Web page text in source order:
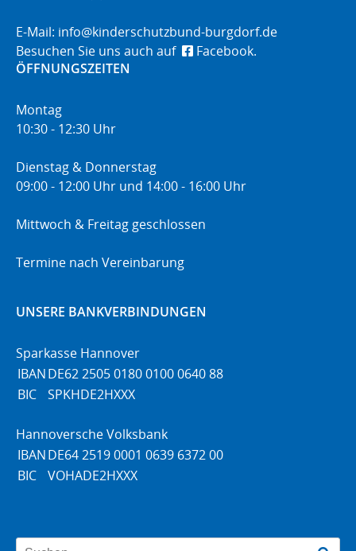
E-Mail: info@kinderschutzbund-burgdorf.de
Besuchen Sie uns auch auf
Facebook.
ÖFFNUNGSZEITEN
Montag
10:30 - 12:30 Uhr
Dienstag & Donnerstag
09:00 - 12:00 Uhr und 14:00 - 16:00 Uhr
Mittwoch & Freitag geschlossen
Termine nach Vereinbarung
UNSERE BANKVERBINDUNGEN
Sparkasse Hannover
IBANDE62 2505 0180 0100 0640 88
BIC
SPKHDE2HXXX
Hannoversche Volksbank
IBANDE64 2519 0001 0639 6372 00
BIC
VOHADE2HXXX